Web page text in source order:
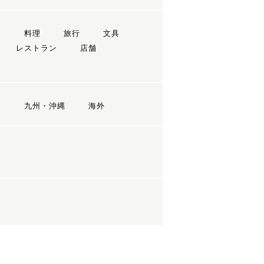
料理 旅行
文具
レストラン
店舗
九州・沖縄 海外